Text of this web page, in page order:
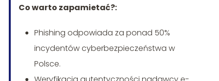
Co warto zapamietać?:
Phishing odpowiada za ponad 50%
incydentów cyberbezpieczeństwa w
Polsce.